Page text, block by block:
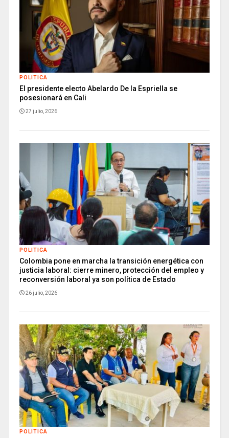
POLITICA
El presidente electo Abelardo De la Espriella se
posesionará en Cali
27 julio, 2026
POLITICA
Colombia pone en marcha la transición energética con
justicia laboral: cierre minero, protección del empleo y
reconversión laboral ya son política de Estado
26 julio, 2026
POLITICA